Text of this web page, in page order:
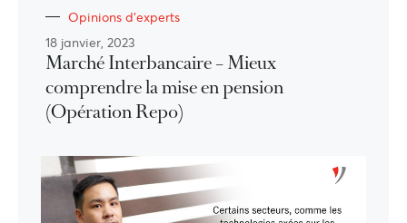
Opinions d'experts
18 janvier, 2023
Marché Interbancaire – Mieux
comprendre la mise en pension
(Opération Repo)